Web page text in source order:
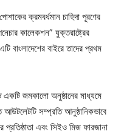
ক্রমবর্ধমান চাহিদা পূরণের
কালেকশন” যুক্তরাষ্ট্রের
বাংলাদেশের বাইরে তাদের প্রথম
একটি জমকালো অনুষ্ঠানের মাধ্যমে
সম্প্রতি আনুষ্ঠানিকভাবে
এবং সিইও মিজ ফারজানা